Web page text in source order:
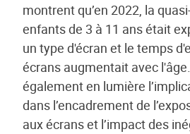
montrent qu’en 2022, la
enfants de 3 à 11 ans était
un type d'écran et le temps
écrans augmentait avec
également en lumière
dans l’encadrement de
aux écrans et l’impact des